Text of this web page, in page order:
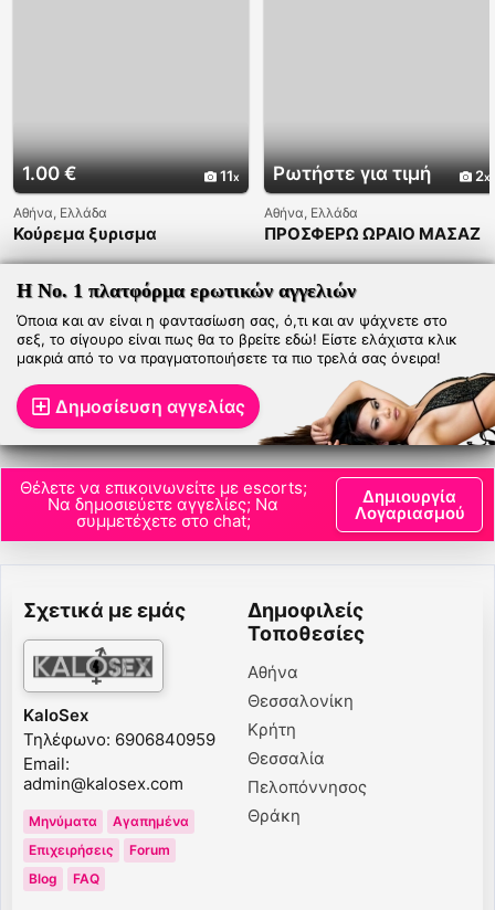
1.00 € 11
Αθήνα, Ελλάδα
Κούρεμα ξυρισμα
Ρωτήστε για τιμή 2
Αθήνα, Ελλάδα
ΠΡΟΣΦΕΡΩ ΩΡΑΙΟ ΜΑΣΑΖ
Η Νο. 1 πλατφόρμα ερωτικών αγγελιών
Όποια και αν είναι η φαντασίωση σας, ό,τι και αν ψάχνετε στο
σεξ, το σίγουρο είναι πως θα το βρείτε εδώ! Είστε ελάχιστα κλικ
μακριά από το να πραγματοποιήσετε τα πιο τρελά σας όνειρα!
Δημοσίευση αγγελίας
Θέλετε να επικοινωνείτε με escorts;
Να δημοσιεύετε αγγελίες; Να
συμμετέχετε στο chat;
Δημιουργία
Λογαριασμού
Σχετικά με εμάς
KaloSex
Τηλέφωνο: 6906840959
Email:
admin@kalosex.com
Μηνύματα
Αγαπημένα
Επιχειρήσεις
Forum
Blog
FAQ
Δημοφιλείς
Τοποθεσίες
Αθήνα
Θεσσαλονίκη
Κρήτη
Θεσσαλία
Πελοπόννησος
Θράκη